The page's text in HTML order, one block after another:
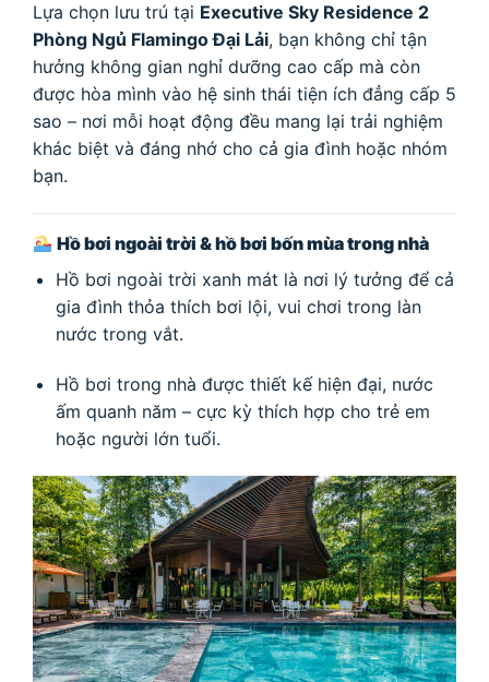
Lựa chọn lưu trú tại Executive Sky Residence 2
Phòng Ngủ Flamingo Đại Lải, bạn không chỉ tận
hưởng không gian nghỉ dưỡng cao cấp mà còn
được hòa mình vào hệ sinh thái tiện ích đẳng cấp 5
sao – nơi mỗi hoạt động đều mang lại trải nghiệm
khác biệt và đáng nhớ cho cả gia đình hoặc nhóm
bạn.
Hồ bơi ngoài trời & hồ bơi bốn mùa trong nhà
Hồ bơi ngoài trời xanh mát là nơi lý tưởng để cả
gia đình thỏa thích bơi lội, vui chơi trong làn
nước trong vắt.
Hồ bơi trong nhà được thiết kế hiện đại, nước
ấm quanh năm – cực kỳ thích hợp cho trẻ em
hoặc người lớn tuổi.